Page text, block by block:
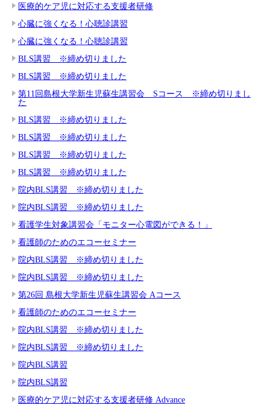
医療的ケア児に対応する支援者研修
心臓に強くなる！心聴診講習
心臓に強くなる！心聴診講習
BLS講習 ※締め切りました
BLS講習 ※締め切りました
第11回島根大学新生児蘇生講習会 Sコース ※締め切りまし
た
BLS講習 ※締め切りました
BLS講習 ※締め切りました
BLS講習 ※締め切りました
BLS講習 ※締め切りました
院内BLS講習 ※締め切りました
院内BLS講習 ※締め切りました
看護学生対象講習会「モニター心電図ができる！」
看護師のためのエコーセミナー
院内BLS講習 ※締め切りました
院内BLS講習 ※締め切りました
第26回 島根大学新生児蘇生講習会 Aコース
看護師のためのエコーセミナー
院内BLS講習 ※締め切りました
院内BLS講習 ※締め切りました
院内BLS講習
院内BLS講習
医療的ケア児に対応する支援者研修 Advance